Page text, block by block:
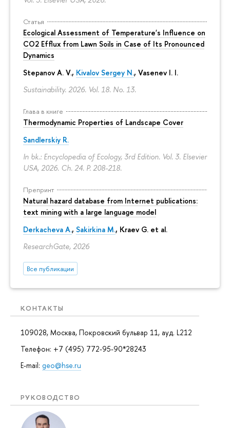
Статья
Ecological Assessment of Temperature's Influence on
CO2 Efflux from Lawn Soils in Case of Its Pronounced
Dynamics
Stepanov A. V., Kivalov Sergey N., Vasenev I. I.
Sustainability. 2026. Vol. 18. No. 13.
Глава в книге
Thermodynamic Properties of Landscape Cover
Sandlerskiy R.
In bk.: Encyclopedia of Ecology, 3rd Edition. Vol. 3. Elsevier
USA, 2026. Ch. 24. P. 208-218.
Препринт
Natural hazard database from Internet publications:
text mining with a large language model
Derkacheva A., Sakirkina M., Kraev G. et al.
ResearchGate, 2026
Все публикации
КОНТАКТЫ
109028, Москва, Покровский бульвар 11, ауд. L212
Телефон: +7 (495) 772-95-90*28243
E-mail: geo@hse.ru
РУКОВОДСТВО